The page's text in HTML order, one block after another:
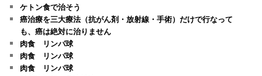
ケトン食で治そう
癌治療を三大療法（抗がん剤・放射線・手術）だけで行なって
も、癌は絶対に治りません
肉食 リンパ球
肉食 リンパ球
肉食 リンパ球